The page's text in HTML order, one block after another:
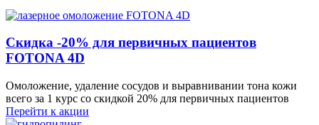
Скидка -20% для первичных пациентов
FOTONA 4D
Омоложение, удаление сосудов и выравнивании тона кожи
всего за 1 курс со скидкой 20% для первичных пациентов
Перейти к акции